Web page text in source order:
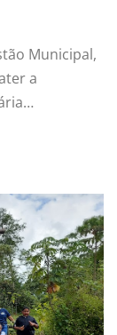
Municipal,
a